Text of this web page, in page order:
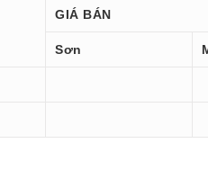
GIÁ BÁN
Sơn